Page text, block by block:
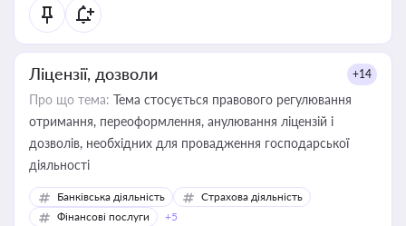
Ліцензії, дозволи +14
Про що тема: Тема стосується правового регулювання
отримання, переоформлення, анулювання ліцензій і
дозволів, необхідних для провадження господарської
діяльності
Банківська діяльність
Страхова діяльність
Фінансові послуги
+5